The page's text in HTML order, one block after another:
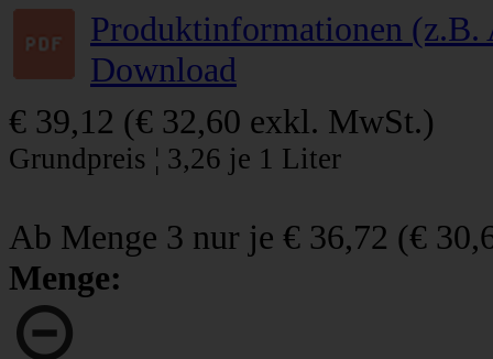
Produktinformationen
Download
€ 39,12 (€ 32,60 exkl. MwSt.)
Grundpreis ¦ 3,26 je 1 Liter
Ab Menge 3 nur je € 36,72 (€
Menge: